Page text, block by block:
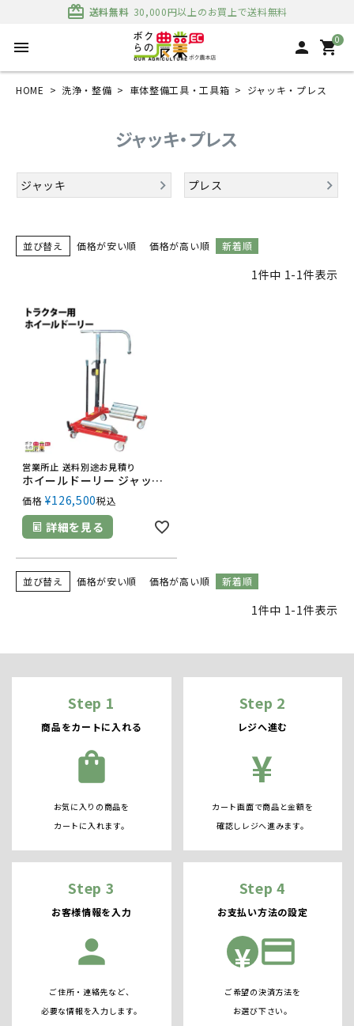
card_giftcard 送料無料 30,000円以上のお買上で送料無料
menu person 0
shopping_cart
HOME 洗浄・整備 車体整備工具・工具箱 ジャッキ・プレス
ジャッキ・プレス
ジャッキ プレス
並び替え 価格が安い順 価格が高い順 新着順
1件中 1-1件表示
営業所止 送料別途お見積り
ホイールドーリー ジャッキ ホイルドーリー トラクター タイヤ交換 大型 タイヤ
価格 ¥126,500税込
詳細を見る
並び替え 価格が安い順 価格が高い順 新着順
1件中 1-1件表示
Step 1
商品をカートに入れる
shopping_bag
お気に入りの商品を
カートに入れます。
Step 2
レジへ進む
¥
カート画面で商品と金額を
確認しレジへ進みます。
Step 3
お客様情報を入力
person
ご住所・連絡先など、
必要な情報を入力します。
Step 4
お支払い方法の設定
¥ credit_card
ご希望の決済方法を
お選び下さい。